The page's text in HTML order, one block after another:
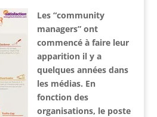
Les “community
managers” ont
commencé à faire leur
apparition il y a
quelques années dans
les médias. En
fonction des
organisations, le poste